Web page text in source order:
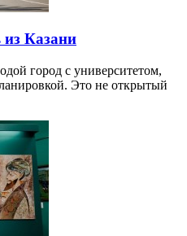
из Казани
город с университетом,
Это не открытый